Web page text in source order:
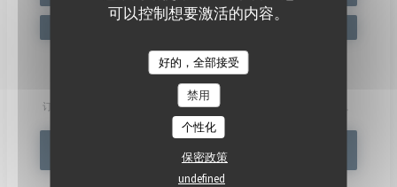
可以控制想要激活的内容。
好的，全部接受
禁用
个性化
保密政策
undefined
了解最新信息
订阅我们的时事通讯，通过电子邮件接收我们的个性化通讯和营销优惠。
订阅